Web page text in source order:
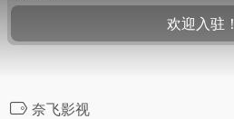
欢迎入驻！
奈飞影视